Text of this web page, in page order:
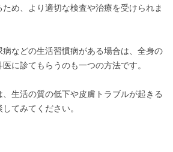
め、より適切な検査や治療を受けられま
などの生活習慣病がある場合は、全身の
に診てもらうのも一つの方法です。
生活の質の低下や皮膚トラブルが起きる
てみてください。